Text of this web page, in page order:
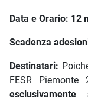
Data e Orario: 12
Scadenza
Destinatari:
FESR Piemonte